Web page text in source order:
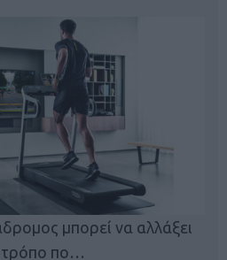
μπορεί να αλλάξει
τρόπο πο…